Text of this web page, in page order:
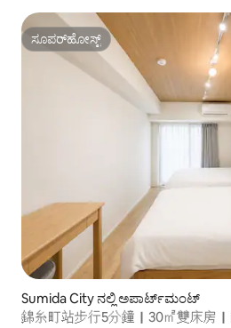
ಸೂಪರ್‌ಹೋಸ್ಟ್
ಸೂಪರ್‌ಹೋಸ್ಟ್
Sumida City ನಲ್ಲಿ ಅಪಾರ್ಟ್‌ಮಂಟ್
錦糸町站步行5分鐘｜30㎡雙床房